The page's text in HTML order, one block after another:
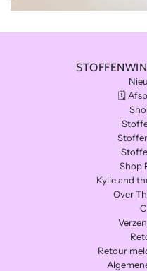
🗓️
Shop
Kylie and
Over
Retour